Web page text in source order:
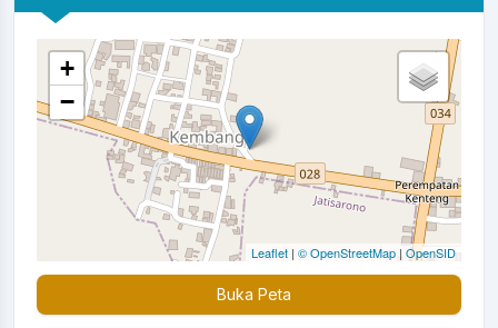
+
−
Leaflet | © OpenStreetMap | OpenSID
Buka Peta